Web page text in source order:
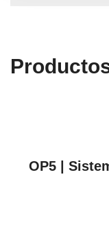
OP5 |